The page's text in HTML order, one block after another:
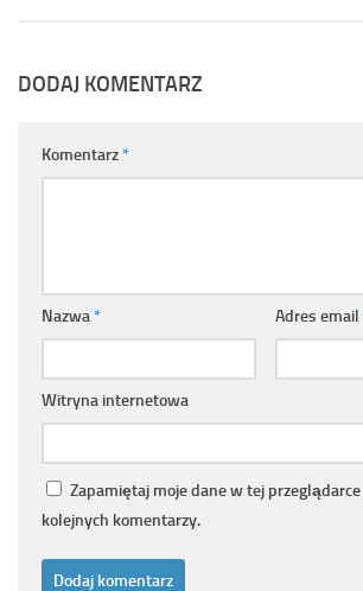
DODAJ KOMENTARZ
Komentarz*
Nazwa* Adres email
Witryna internetowa
Zapamiętaj moje dane w tej
kolejnych komentarzy.